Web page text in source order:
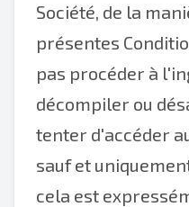
Société, de la
présentes
pas procéder à
décompiler ou
tenter d'accéder
sauf et
cela est